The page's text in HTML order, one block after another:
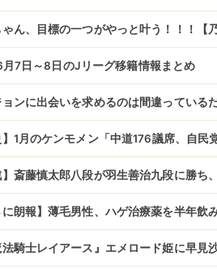
ん、目標の一つがやっと叶う！！！【
7日～8日のJリーグ移籍情報まとめ
ョンに出会いを求めるのは間違っている
アの本領発揮！反撃の時！
】1月のケンモメン「中道176議席、自民
】斎藤慎太郎八段が羽生善治九段に勝ち
に朗報】薄毛男性、ハゲ治療薬を半年飲
た結果ｗｗｗｗｗｗｗｗｗｗｗｗｗｗ
騎士レイアース』エメロード姫に早見